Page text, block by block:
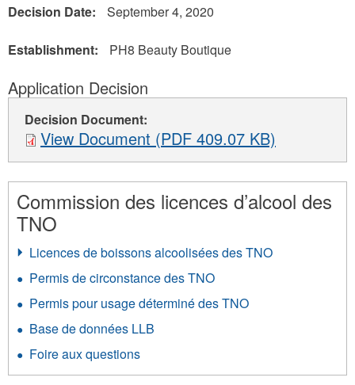
Decision Date: September 4, 2020
Establishment: PH8 Beauty Boutique
Application Decision
Decision Document:
View Document (PDF 409.07 KB)
Commission des licences d’alcool des
TNO
Licences de boissons alcoolisées des TNO
Permis de circonstance des TNO
Permis pour usage déterminé des TNO
Base de données LLB
Foire aux questions